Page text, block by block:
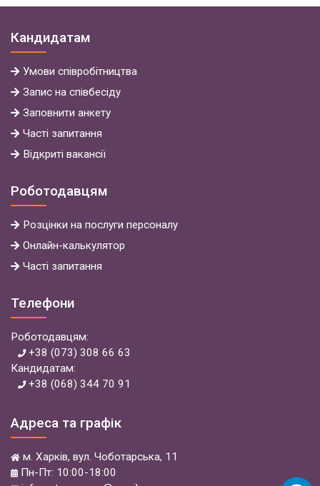
Кандидатам
Умови співробітництва
Запис на співбесіду
Заповнити анкету
Часті запитання
Відкриті вакансії
Роботодавцям
Розцінки на послуги персоналу
Онлайн-калькулятор
Часті запитання
Телефони
Роботодавцям:
+38 (073) 308 66 63
Кандидатам:
+38 (068) 344 70 91
Адреса та графік
м. Харків, вул. Чоботарська, 11
Пн-Пт: 10:00-18:00